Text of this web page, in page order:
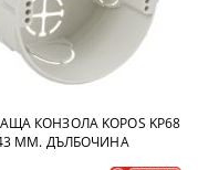
КОНЗОЛА KOPOS KP68
ММ. ДЪЛБОЧИНА